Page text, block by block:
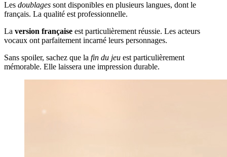
Les doublages sont disponibles en plusieurs langues, dont le
français. La qualité est professionnelle.
La version française est particulièrement réussie. Les acteurs
vocaux ont parfaitement incarné leurs personnages.
Sans spoiler, sachez que la fin du jeu est particulièrement
mémorable. Elle laissera une impression durable.